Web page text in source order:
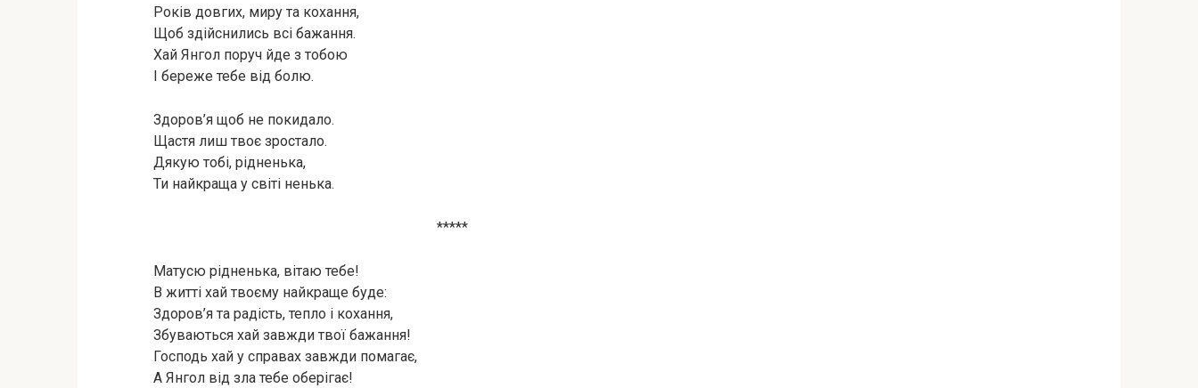
Років довгих, миру та кохання,
Щоб здійснились всі бажання.
Хай Янгол поруч йде з тобою
І береже тебе від болю.
Здоров’я щоб не покидало.
Щастя лиш твоє зростало.
Дякую тобі, рідненька,
Ти найкраща у світі ненька.
*****
Матусю рідненька, вітаю тебе!
В житті хай твоєму найкраще буде:
Здоров’я та радість, тепло і кохання,
Збуваються хай завжди твої бажання!
Господь хай у справах завжди помагає,
А Янгол від зла тебе оберігає!